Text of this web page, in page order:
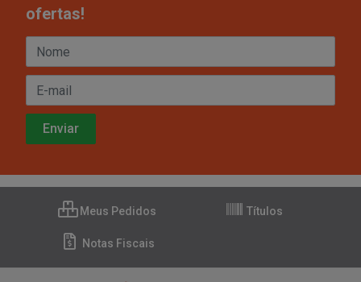
ofertas!
Meus Pedidos Títulos
Notas Fiscais